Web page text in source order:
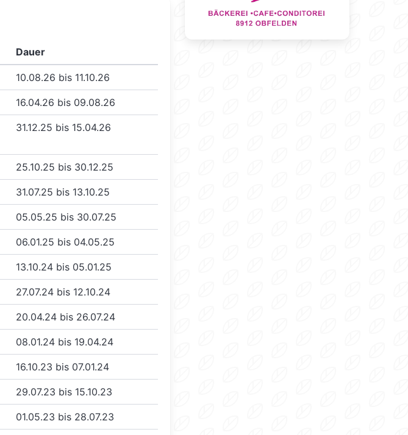
Dauer
10.08.26 bis 11.10.26
16.04.26 bis 09.08.26
31.12.25 bis 15.04.26
25.10.25 bis 30.12.25
31.07.25 bis 13.10.25
05.05.25 bis 30.07.25
06.01.25 bis 04.05.25
13.10.24 bis 05.01.25
27.07.24 bis 12.10.24
20.04.24 bis 26.07.24
08.01.24 bis 19.04.24
16.10.23 bis 07.01.24
29.07.23 bis 15.10.23
01.05.23 bis 28.07.23